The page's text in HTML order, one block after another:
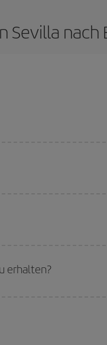
Sevilla nach
Anfrage, sondern auch für
Flugoptionen an,
erhalten?